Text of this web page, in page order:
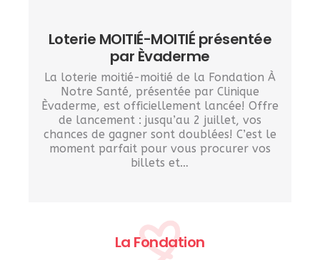
Loterie MOITIÉ-MOITIÉ présentée
par Èvaderme
La loterie moitié-moitié de la Fondation À
Notre Santé, présentée par Clinique
Èvaderme, est officiellement lancée! Offre
de lancement : jusqu’au 2 juillet, vos
chances de gagner sont doublées! C’est le
moment parfait pour vous procurer vos
billets et…
La Fondation